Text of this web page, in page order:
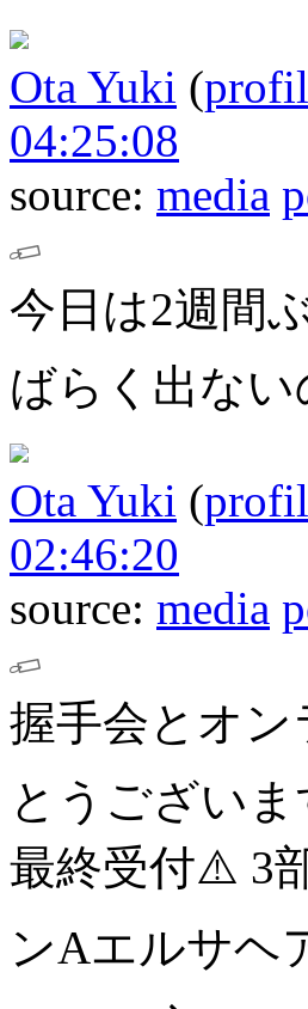
Ota Yuki (
04:25:08
source: media
今日は2週間
ばらく出ない
Ota Yuki (
02:46:20
source: media
握手会とオ
とうござい
最終受付⚠️ 3
ンAエルサヘ